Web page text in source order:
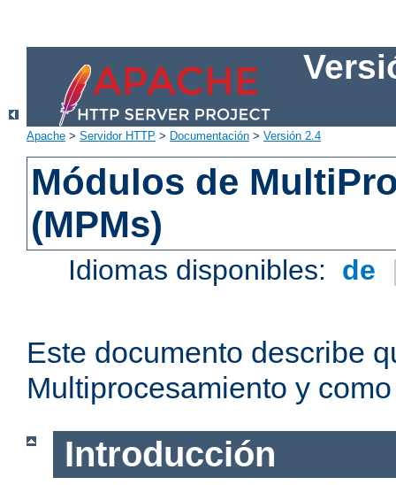
Apache > Servidor HTTP > Documentación > Versión 2.4
Módulos de
(MPMs)
Idiomas disponibles: de
Este documento describe
Multiprocesamiento y
Introducción